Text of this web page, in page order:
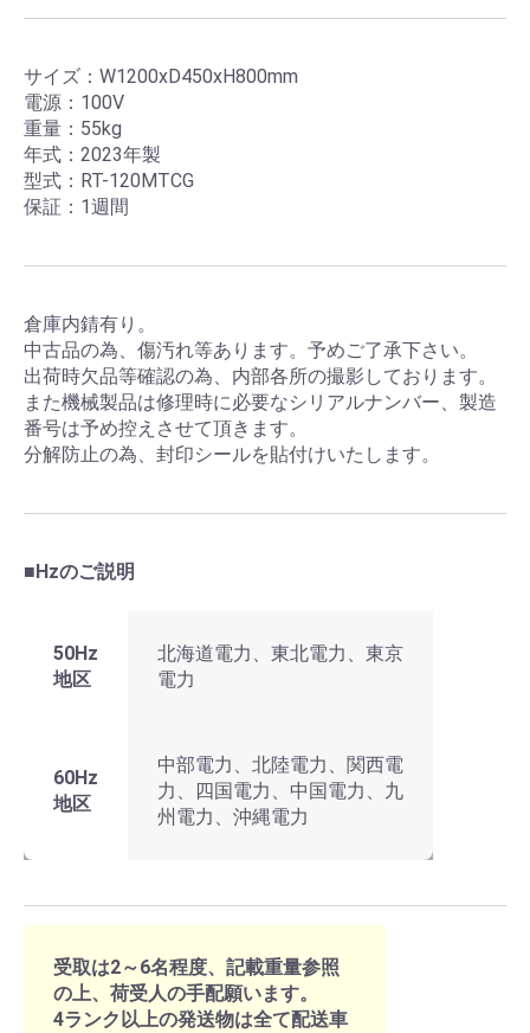
サイズ：W1200xD450xH800mm
電源：100V
重量：55kg
年式：2023年製
型式：RT-120MTCG
保証：1週間
倉庫内錆有り。
中古品の為、傷汚れ等あります。予めご了承下さい。
出荷時欠品等確認の為、内部各所の撮影しております。
また機械製品は修理時に必要なシリアルナンバー、製造
番号は予め控えさせて頂きます。
分解防止の為、封印シールを貼付けいたします。
■Hzのご説明
50Hz
地区
北海道電力、東北電力、東京
電力
60Hz
地区
中部電力、北陸電力、関西電
力、四国電力、中国電力、九
州電力、沖縄電力
受取は2～6名程度、記載重量参照
の上、荷受人の手配願います。
4ランク以上の発送物は全て配送車